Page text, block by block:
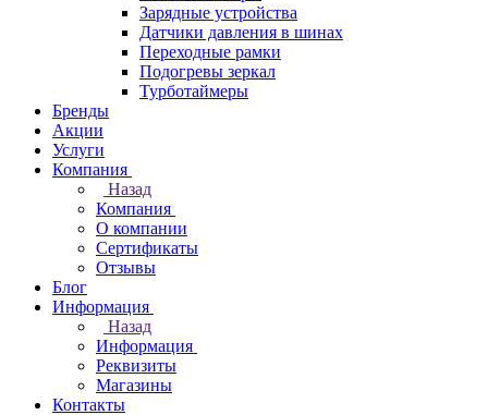
Зарядные устройства
Датчики давления в шинах
Переходные рамки
Подогревы зеркал
Турботаймеры
Бренды
Акции
Услуги
Компания
Назад
Компания
О компании
Сертификаты
Отзывы
Блог
Информация
Назад
Информация
Реквизиты
Магазины
Контакты